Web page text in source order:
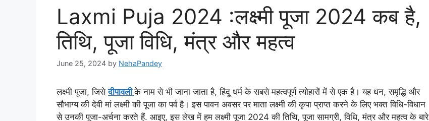
Laxmi Puja 2024 :लक्ष्मी पूजा 2024 कब है,
तिथि, पूजा विधि, मंत्र और महत्व
June 25, 2024 by NehaPandey
लक्ष्मी पूजा, जिसेदीपावलीके नाम से भी जाना जाता है, हिंदू धर्म के सबसे महत्वपूर्ण त्योहारों में से एक है। यह धन, समृद्धि और
सौभाग्य की देवी मां लक्ष्मी की पूजा का पर्व है। इस पावन अवसर पर माता लक्ष्मी की कृपा प्राप्त करने के लिए भक्त विधि-विधान
से उनकी पूजा-अर्चना करते हैं. आइए, इस लेख में हम लक्ष्मी पूजा 2024 की तिथि, पूजा सामग्री, विधि, मंत्र और महत्व के बारे